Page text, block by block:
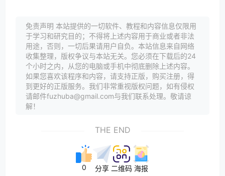
免责声明 本站提供的一切软件、教程和内容信息仅限用
于学习和研究目的；不得将上述内容用于商业或者非法
用途，否则，一切后果请用户自负。本站信息来自网络
收集整理，版权争议与本站无关。您必须在下载后的24
个小时之内，从您的电脑或手机中彻底删除上述内容。
如果您喜欢该程序和内容，请支持正版，购买注册，得
到更好的正版服务。我们非常重视版权问题，如有侵权
请邮件fuzhuba@gmail.com与我们联系处理。敬请谅
解！
THE END
0 分享 二维码 海报